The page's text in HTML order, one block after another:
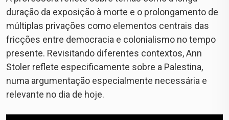
duração da exposição à morte e o prolongamento de
múltiplas privações como elementos centrais das
fricções entre democracia e colonialismo no tempo
presente. Revisitando diferentes contextos, Ann
Stoler reflete especificamente sobre a Palestina,
numa argumentação especialmente necessária e
relevante no dia de hoje.